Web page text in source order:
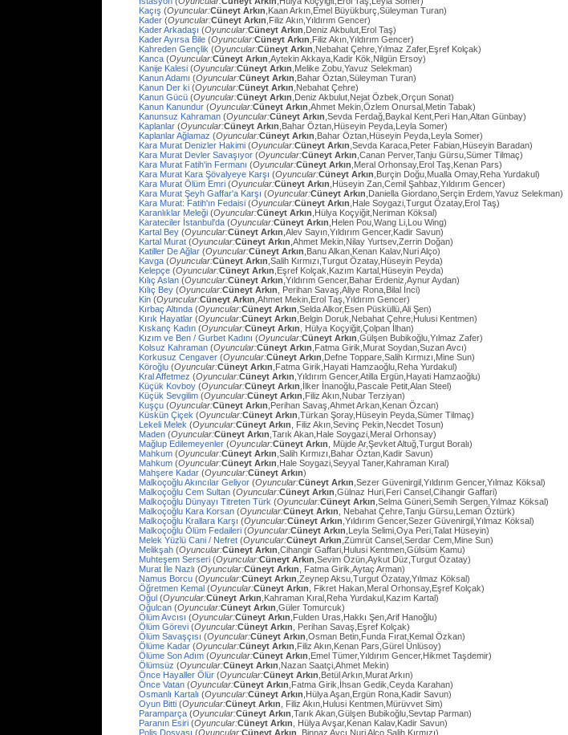
Kaçış (Oyuncular:Cüneyt Arkın ,Kaan Arkın,Emel Büyükburç,Süleyman Turan)
Kader (Oyuncular:Cüneyt Arkın ,Filiz Akın,Yıldırım Gencer)
Kader Arkadaşı (Oyuncular:Cüneyt Arkın ,Deniz Akbulut,Erol Taş)
Kader Ayırsa Bile (Oyuncular:Cüneyt Arkın ,Filiz Akın,Yıldırım Gencer)
Kahreden Gençlik (Oyuncular:Cüneyt Arkın ,Nebahat Çehre,Yılmaz Zafer,Eşref Kolçak)
Kanca (Oyuncular:Cüneyt Arkın ,Aytekin Akkaya,Kadir Kök,Nilgün Ersoy)
Kanije Kalesi (Oyuncular:Cüneyt Arkın ,Melike Zobu,Yavuz Selekman)
Kanun Adamı (Oyuncular:Cüneyt Arkın ,Bahar Öztan,Süleyman Turan)
Kanun Der ki (Oyuncular:Cüneyt Arkın ,Nebahat Çehre)
Kanun Gücü (Oyuncular:Cüneyt Arkın ,Deniz Akbulut,Nejat Özbek,Orçun Sonat)
Kanun Kanundur (Oyuncular:Cüneyt Arkın ,Ahmet Mekin,Özlem Onursal,Metin Tabak)
Kanunsuz Kahraman (Oyuncular:Cüneyt Arkın ,Sevda Ferdağ,Baykal Kent,Peri Han,Altan Günbay)
Kaplanlar (Oyuncular:Cüneyt Arkın ,Bahar Öztan,Hüseyin Peyda,Leyla Somer)
Kaplanlar Ağlamaz (Oyuncular:Cüneyt Arkın ,Bahar Öztan,Hüseyin Peyda,Leyla Somer)
Kara Murat Denizler Hakimi (Oyuncular:Cüneyt Arkın ,Sevda Karaca,Peter Fabian,Hüseyin Baradan)
Kara Murat Devler Savaşıyor (Oyuncular:Cüneyt Arkın ,Canan Perver,Tanju Gürsu,Sümer Tilmaç)
Kara Murat Fatih'in Fermanı (Oyuncular:Cüneyt Arkın ,Meral Orhonsay,Erol Taş,Kenan Pars)
Kara Murat Kara Şövalyeye Karşı (Oyuncular:Cüneyt Arkın ,Burçin Doğu,Mualla Omay,Reha Yurdakul)
Kara Murat Ölüm Emri (Oyuncular:Cüneyt Arkın ,Hüseyin Zan,Cemil Şahbaz,Yıldırım Gencer)
Kara Murat Şeyh Gaffar'a Karşı (Oyuncular:Cüneyt Arkın ,Daniella Giordano,Serçin Erdem,Yavuz Selekman)
Kara Murat: Fatih'ın Fedaisi (Oyuncular:Cüneyt Arkın ,Hale Soygazi,Turgut Özatay,Erol Taş)
Karanlıklar Meleği (Oyuncular:Cüneyt Arkın ,Hülya Koçyiğit,Neriman Köksal)
Karateciler İstanbul'da (Oyuncular:Cüneyt Arkın ,Helen Pou,Wang Li,Lou Wing)
Kartal Bey (Oyuncular:Cüneyt Arkın ,Alev Sayın,Yıldırım Gencer,Kadir Savun)
Kartal Murat (Oyuncular:Cüneyt Arkın ,Ahmet Mekin,Nilay Yurtsev,Zerrin Doğan)
Katiller De Ağlar (Oyuncular:Cüneyt Arkın ,Banu Alkan,Kenan Kalav,Nuri Alço)
Kavga (Oyuncular:Cüneyt Arkın ,Salih Kırmızı,Turgut Özatay,Hüseyin Peyda)
Kelepçe (Oyuncular:Cüneyt Arkın ,Eşref Kolçak,Kazım Kartal,Hüseyin Peyda)
Kılıç Aslan (Oyuncular:Cüneyt Arkın ,Yıldırım Gencer,Bahar Erdeniz,Aynur Aydan)
Kılıç Bey (Oyuncular:Cüneyt Arkın , Perihan Savaş,Aliye Rona,Bilal İnci)
Kin (Oyuncular:Cüneyt Arkın ,Ahmet Mekin,Erol Taş,Yıldırım Gencer)
Kırbaç Altında (Oyuncular:Cüneyt Arkın ,Selda Alkor,Esen Püsküllü,Ali Şen)
Kırık Hayatlar (Oyuncular:Cüneyt Arkın ,Belgin Doruk,Nebahat Çehre,Hulusi Kentmen)
Kıskanç Kadın (Oyuncular:Cüneyt Arkın , Hülya Koçyiğit,Çolpan İlhan)
Kızım ve Ben / Gurbet Kadını (Oyuncular:Cüneyt Arkın ,Gülşen Bubikoğlu,Yılmaz Zafer)
Kolsuz Kahraman (Oyuncular:Cüneyt Arkın ,Fatma Girik,Murat Soydan,Suzan Avcı)
Korkusuz Cengaver (Oyuncular:Cüneyt Arkın ,Defne Toppare,Salih Kırmızı,Mine Sun)
Köroğlu (Oyuncular:Cüneyt Arkın ,Fatma Girik,Hayati Hamzaoğlu,Reha Yurdakul)
Kral Affetmez (Oyuncular:Cüneyt Arkın ,Yıldırım Gencer,Atilla Ergün,Hayati Hamzaoğlu)
Küçük Kovboy (Oyuncular:Cüneyt Arkın ,İlker İnanoğlu,Pascale Petit,Alan Steel)
Küçük Sevgilim (Oyuncular:Cüneyt Arkın ,Filiz Akın,Nubar Terziyan)
Kuşçu (Oyuncular:Cüneyt Arkın ,Perihan Savaş,Ahmet Arkan,Kenan Özcan)
Küskün Çiçek (Oyuncular:Cüneyt Arkın ,Türkan Şoray,Hüseyin Peyda,Sümer Tilmaç)
Lekeli Melek (Oyuncular:Cüneyt Arkın , Filiz Akın,Sevinç Pekin,Necdet Tosun)
Maden (Oyuncular:Cüneyt Arkın ,Tarık Akan,Hale Soygazi,Meral Orhonsay)
Mağlup Edilemeyenler (Oyuncular:Cüneyt Arkın , Müjde Ar,Şevket Altuğ,Turgut Boralı)
Mahkum (Oyuncular:Cüneyt Arkın ,Salih Kırmızı,Bahar Öztan,Kadir Savun)
Mahkum (Oyuncular:Cüneyt Arkın ,Hale Soygazi,Seyyal Taner,Kahraman Kıral)
Mahşere Kadar (Oyuncular:Cüneyt Arkın)
Malkoçoğlu Akıncılar Geliyor (Oyuncular:Cüneyt Arkın ,Sezer Güvenirgil,Yıldırım Gencer,Yılmaz Köksal)
Malkoçoğlu Cem Sultan (Oyuncular:Cüneyt Arkın ,Gülnaz Huri,Feri Cansel,Cihangir Gaffari)
Malkoçoğlu Dünyayı Titreten Türk (Oyuncular:Cüneyt Arkın ,Selma Güneri,Semih Sergen,Yılmaz Köksal)
Malkoçoğlu Kara Korsan (Oyuncular:Cüneyt Arkın , Nebahat Çehre,Tanju Gürsu,Leman Öztürk)
Malkoçoğlu Krallara Karşı (Oyuncular:Cüneyt Arkın ,Yıldırım Gencer,Sezer Güvenirgil,Yılmaz Köksal)
Malkoçoğlu Ölüm Fedaileri (Oyuncular:Cüneyt Arkın ,Leyla Selimi,Oya Peri,Talat Hüseyin)
Melek Yüzlü Cani / Nefret (Oyuncular:Cüneyt Arkın ,Zümrüt Cansel,Serdar Cem,Mine Sun)
Melikşah (Oyuncular:Cüneyt Arkın ,Cihangir Gaffari,Hulusi Kentmen,Gülsüm Kamu)
Muhteşem Serseri (Oyuncular:Cüneyt Arkın ,Sevim Özün,Aykut Düz,Turgut Özatay)
Murat İle Nazlı (Oyuncular:Cüneyt Arkın , Fatma Girik,Aytaç Arman)
Namus Borcu (Oyuncular:Cüneyt Arkın ,Zeynep Aksu,Turgut Özatay,Yılmaz Köksal)
Öğretmen Kemal (Oyuncular:Cüneyt Arkın , Fikret Hakan,Meral Orhonsay,Eşref Kolçak)
Oğul (Oyuncular:Cüneyt Arkın ,Kahraman Kıral,Reha Yurdakul,Kazım Kartal)
Oğulcan (Oyuncular:Cüneyt Arkın ,Güler Tomurcuk)
Ölüm Avcısı (Oyuncular:Cüneyt Arkın ,Fulden Uras,Hakkı Şen,Arif Hanoğlu)
Ölüm Görevi (Oyuncular:Cüneyt Arkın , Perihan Savaş,Eşref Kolçak)
Ölüm Savaşçısı (Oyuncular:Cüneyt Arkın ,Osman Betin,Funda Fırat,Kemal Özkan)
Ölüme Kadar (Oyuncular:Cüneyt Arkın ,Filiz Akın,Kenan Pars,Gürel Ünlüsoy)
Ölüme Son Adım (Oyuncular:Cüneyt Arkın ,Emel Tümer,Yıldırım Gencer,Hikmet Taşdemir)
Ölümsüz (Oyuncular:Cüneyt Arkın ,Nazan Saatçi,Ahmet Mekin)
Önce Hayaller Ölür (Oyuncular:Cüneyt Arkın ,Betül Arkın,Murat Arkın)
Önce Vatan (Oyuncular:Cüneyt Arkın ,Fatma Girik,İhsan Gedik,Ceyda Karahan)
Osmanlı Kartalı (Oyuncular:Cüneyt Arkın ,Hülya Aşan,Ergün Rona,Kadir Savun)
Oyun Bitti (Oyuncular:Cüneyt Arkın , Filiz Akın,Hulusi Kentmen,Mürüvvet Sim)
Paramparça (Oyuncular:Cüneyt Arkın ,Tarık Akan,Gülşen Bubikoğlu,Sevtap Parman)
Paranın Esiri (Oyuncular:Cüneyt Arkın , Hülya Avşar,Kenan Kalav,Kadir Savun)
Polis Dosyası (Oyuncular:Cüneyt Arkın , Binnaz Avcı,Nuri Alço,Salih Kırmızı)